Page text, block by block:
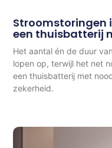
Stroomstoringen
een thuisbatterij
Het aantal én de duur
lopen op, terwijl het net
een thuisbatterij met
zekerheid.